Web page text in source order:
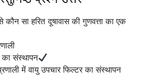
सा हरित दूषावास की गुणवत्ता का एक
संस्थापन
में वायु उपचार फिल्टर का संस्थापन